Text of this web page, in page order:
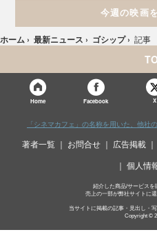
今週の映画
ホーム › 最新ニュース › ゴシップ › 記事
Home Facebook X
「シネマカフェ」の名称を用いた、他社
著者一覧 お問合せ 広告掲載
個人情
紹介した商品/サービスを
売上の一部が弊社サイトに
当サイトに掲載の記事・見出し・
Copyright ©